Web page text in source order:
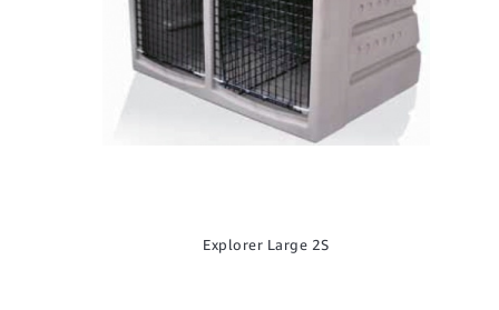
Explorer Large 2S